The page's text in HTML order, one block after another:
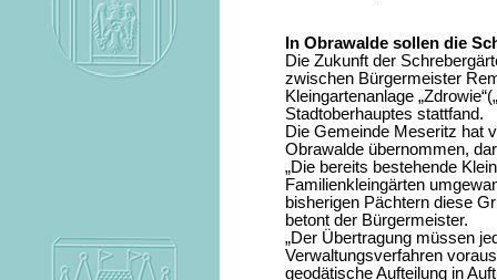
In Obrawalde sollen die
Die Zukunft der
zwischen Bürgermeister
Kleingartenanlage
Stadtoberhauptes stattfand.
Die Gemeinde Meseritz hat
Obrawalde übernommen,
„Die bereits bestehende
Familienkleingärten
bisherigen Pächtern diese
betont der Bürgermeister.
„Der Übertragung müssen
Verwaltungsverfahren
geodätische Aufteilung in